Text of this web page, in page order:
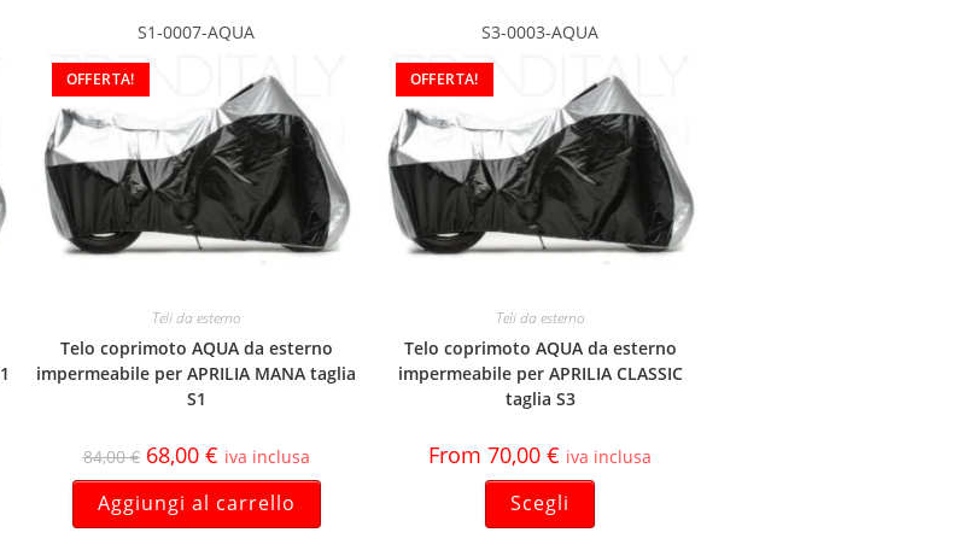
S1-0007-AQUA
OFFERTA!
Teli da esterno
Telo coprimoto AQUA da esterno
impermeabile per APRILIA MANA taglia
S1
84,00€ 68,00 € iva inclusa
Aggiungi al carrello
S3-0003-AQUA
OFFERTA!
Teli da esterno
Telo coprimoto AQUA da esterno
impermeabile per APRILIA CLASSIC
taglia S3
From 70,00 € iva inclusa
Scegli